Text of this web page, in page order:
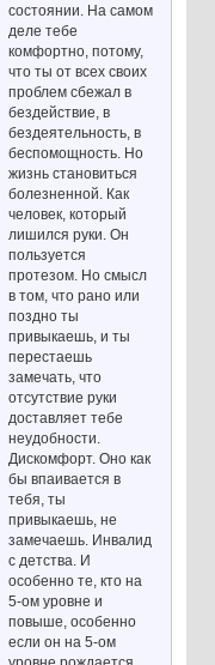
состоянии. На самом
деле тебе
комфортно, потому,
что ты от всех своих
проблем сбежал в
бездействие, в
бездеятельность, в
беспомощность. Но
жизнь становиться
болезненной. Как
человек, который
лишился руки. Он
пользуется
протезом. Но смысл
в том, что рано или
поздно ты
привыкаешь, и ты
перестаешь
замечать, что
отсутствие руки
доставляет тебе
неудобности.
Дискомфорт. Оно как
бы впаивается в
тебя, ты
привыкаешь, не
замечаешь. Инвалид
с детства. И
особенно те, кто на
5-ом уровне и
повыше, особенно
если он на 5-ом